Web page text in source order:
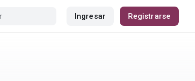
Ingresar Registrarse